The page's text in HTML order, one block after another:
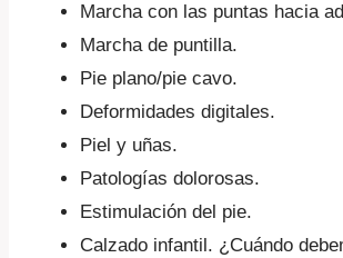
Marcha con las puntas hacia
Marcha de puntilla.
Pie plano/pie cavo.
Deformidades digitales.
Piel y uñas.
Patologías dolorosas.
Estimulación del pie.
Calzado infantil. ¿Cuándo